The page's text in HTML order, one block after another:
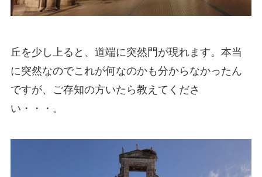
丘を少し上ると、道端に突然門が現れます。本当
に突然なのでこれが何なのかも分からなかったん
ですが、ご存知の方いたら教えてくださ
い・・・。